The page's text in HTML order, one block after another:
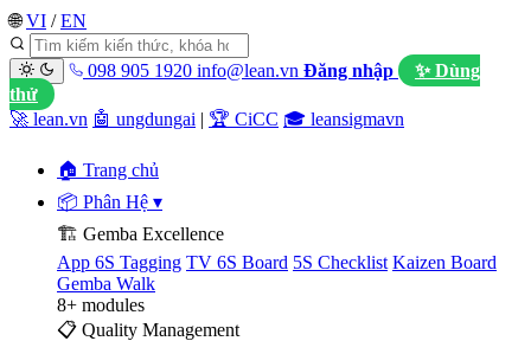
🌐 VI / EN
098 905 1920 info@lean.vn Đăng nhập
✨ Dùng
thử
🚀 lean.vn 🤖 ungdungai | 🏆 CiCC 🎓 leansigmavn
🏠 Trang chủ
📦 Phân Hệ ▾
🏗️ Gemba Excellence
App 6S Tagging TV 6S Board 5S Checklist Kaizen Board
Gemba Walk
8+ modules
📋 Quality Management